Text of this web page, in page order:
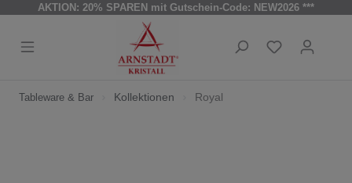
AKTION: 20% SPAREN mit Gutschein-Code: NEW2026 ***
Tableware & Bar Kollektionen Royal